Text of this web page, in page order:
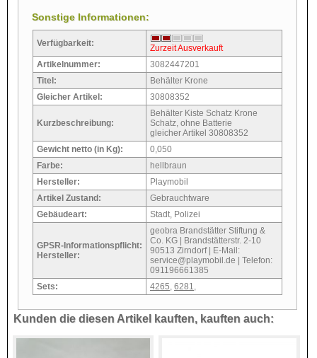
Sonstige Informationen:
Verfügbarkeit:
Zurzeit Ausverkauft
Artikelnummer:
3082447201
Titel:
Behälter Krone
Gleicher Artikel:
30808352
Kurzbeschreibung:
Behälter Kiste Schatz Krone
Schatz, ohne Batterie
gleicher Artikel 30808352
Gewicht netto (in Kg):
0,050
Farbe:
hellbraun
Hersteller:
Playmobil
Artikel Zustand:
Gebrauchtware
Gebäudeart:
Stadt, Polizei
GPSR-Informationspflicht:
Hersteller:
geobra Brandstätter Stiftung &
Co. KG | Brandstätterstr. 2-10
90513 Zirndorf | E-Mail:
service@playmobil.de | Telefon:
091196661385
Sets:
4265 6281
Kunden die diesen Artikel kauften, kauften auch: